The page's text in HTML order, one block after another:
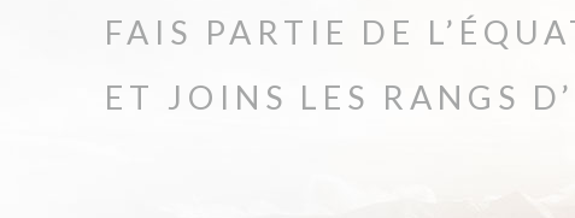
FAIS PARTIE DE
ET JOINS LES RANGS